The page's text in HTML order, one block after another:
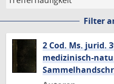
Filter
2 Cod. Ms. jurid.
medizinisch-